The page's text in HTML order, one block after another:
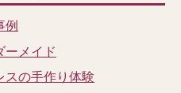
例
ーメイド
スの手作り体験